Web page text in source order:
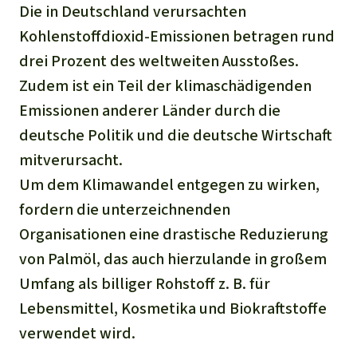
Die in Deutschland verursachten
Kohlenstoffdioxid-Emissionen betragen rund
drei Prozent des weltweiten Ausstoßes.
Zudem ist ein Teil der klimaschädigenden
Emissionen anderer Länder durch die
deutsche Politik und die deutsche Wirtschaft
mitverursacht.
Um dem Klimawandel entgegen zu wirken,
fordern die unterzeichnenden
Organisationen eine drastische Reduzierung
von Palmöl, das auch hierzulande in großem
Umfang als billiger Rohstoff z. B. für
Lebensmittel, Kosmetika und Biokraftstoffe
verwendet wird.